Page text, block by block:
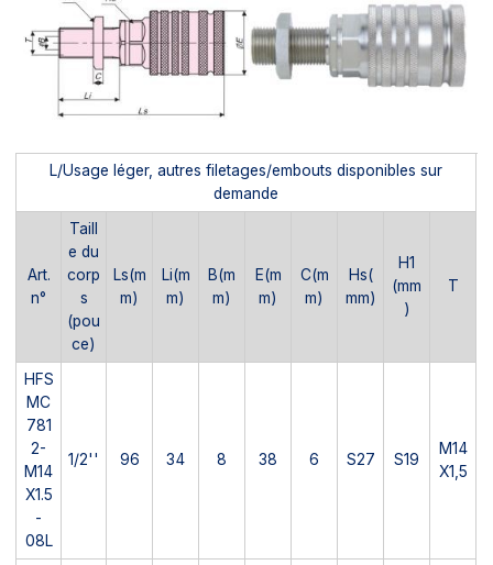
L/Usage léger, autres filetages/embouts disponibles sur
demande
Art.
n°
Taill
e du
corp
s
(pou
ce)
Ls(m
m)
Li(m
m)
B(m
m)
E(m
m)
C(m
m)
Hs(
mm)
H1
(mm
)
T
HFS
MC
781
2-
M14
X1.5
-
08L
1/2'' 96 34 8 38 6 S27 S19
M14
X1,5